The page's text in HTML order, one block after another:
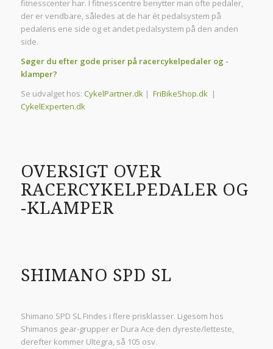
fitnesscenter har. I fitnesscentre benytter man ofte pedaler,
der er vendbare, således at de har ét pedalsystem på
pedalens ene side og et andet pedalsystem på den anden
side.
Søger du efter gode priser på racercykelpedaler og -
klamper?
Se udvalget hos: CykelPartner.dk| FriBikeShop.dk|
CykelExperten.dk
OVERSIGT OVER
RACERCYKELPEDALER OG
-KLAMPER
SHIMANO SPD SL
Shimano SPD SL Findes i flere prisklasser. Ligesom hos
Shimanos gear-grupper er Dura Ace den dyreste/letteste,
derefter kommer Ultegra, så 105 osv.